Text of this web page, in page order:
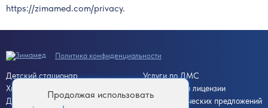
https://zimamed.com/privacy.
Продолжая использовать
Политика конфиденциальности
Детский стационар
Хирургический стационар
Дневной стационар
Услуги по ДМС
Документы и лицензии
Для коммерческих предложений